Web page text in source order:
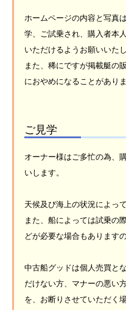
ホームページの内容と写真
学、ご試乗され、購入者本
いただけるようお願いいたし
また、稀にですが掲載艇の
におやめになることがあり
ご見学
オーナー様はご多忙の為、
いします。
天候及び海上の状況によっ
また、船によっては試乗の
どが必要な場合もあります
中古船グッドは個人売買と
だけない方、マナーの悪い
を、お断りさせていただく